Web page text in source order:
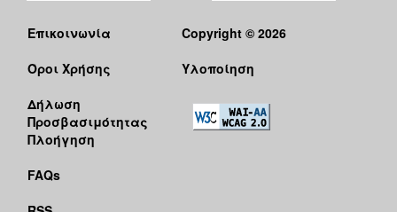
Επικοινωνία
Όροι Χρήσης
Δήλωση
Προσβασιμότητας
Πλοήγηση
FAQs
Copyright © 2026
Υλοποίηση